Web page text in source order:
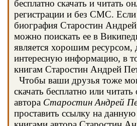
бесплатно скачать и читать
регистрации и без СМС. Если
биография Старостин
можно поискать ее в
является хорошим
интересную информацию, в
книгам Старостин Андрей
Чтобы ваши друзья тоже
скачать бесплатно или
автора Старостин Андрей
проставить ссылку на